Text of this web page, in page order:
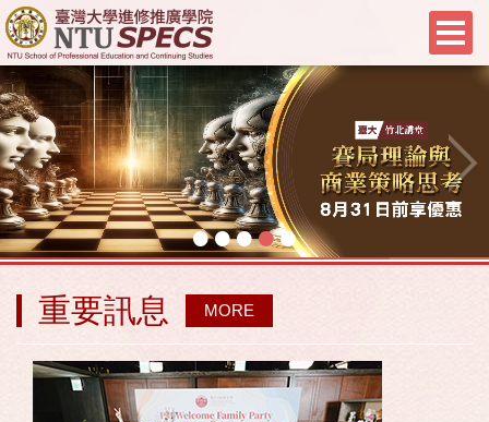
•••••
重要訊息 MORE